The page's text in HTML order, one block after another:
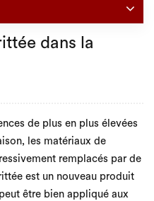
dans la
de plus en plus élevées
les matériaux de
remplacés par de
est un nouveau produit
être bien appliqué aux